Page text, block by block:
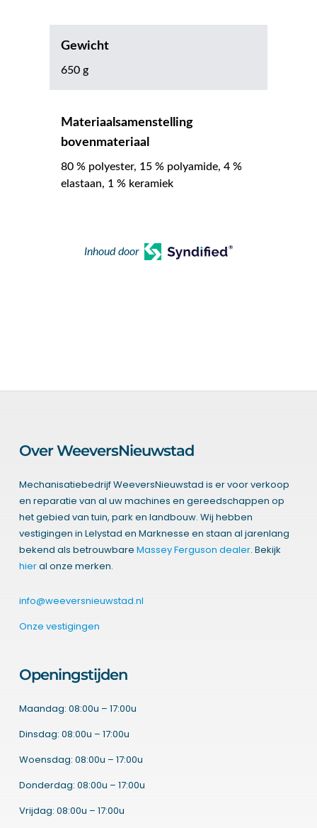
Gewicht
650 g
Materiaalsamenstelling
bovenmateriaal
80 % polyester, 15 % polyamide, 4 %
elastaan, 1 % keramiek
Inhoud door
Over WeeversNieuwstad
Mechanisatiebedrijf WeeversNieuwstad is er voor verkoop
en reparatie van al uw machines en gereedschappen op
het gebied van tuin, park en landbouw. Wij hebben
vestigingen in Lelystad en Marknesse en staan al jarenlang
bekend als betrouwbare Massey Ferguson dealer. Bekijk
hieral onze merken.
info@weeversnieuwstad.nl
Onze vestigingen
Openingstijden
Maandag: 08:00u – 17:00u
Dinsdag: 08:00u – 17:00u
Woensdag: 08:00u – 17:00u
Donderdag: 08:00u – 17:00u
Vrijdag: 08:00u – 17:00u